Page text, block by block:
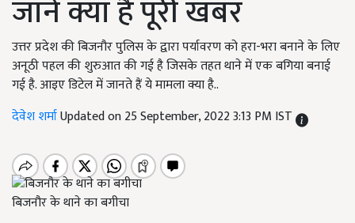
जानें क्या है पूरी खबर
उत्तर प्रदेश की बिजनौर पुलिस के द्वारा पर्यावरण को हरा-भरा बनाने के लिए
अनूठी पहल की शुरुआत की गई है जिसके तहत थाने में एक बगिया बनाई
गई है. आइए डिटेल में जानते हैं ये मामला क्या है..
देवेश शर्माUpdated on 25 September, 2022 3:13 PM IST
बिजनौर के थाने का बगीचा